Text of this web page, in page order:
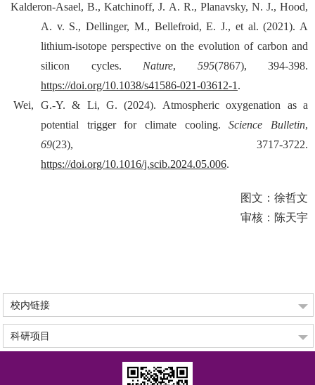
Kalderon-Asael, B., Katchinoff, J. A. R., Planavsky, N. J., Hood,
A. v. S., Dellinger, M., Bellefroid, E. J., et al. (2021). A
lithium-isotope perspective on the evolution of carbon and
silicon cycles. Nature, 595(7867), 394-398.
https://doi.org/10.1038/s41586-021-03612-1 .
Wei, G.-Y. & Li, G. (2024). Atmospheric oxygenation as a
potential trigger for climate cooling.Science Bulletin,
69(23), 3717-3722.
https://doi.org/10.1016/j.scib.2024.05.006.
图文：徐哲文
审核：陈天宇
校内链接
科研项目